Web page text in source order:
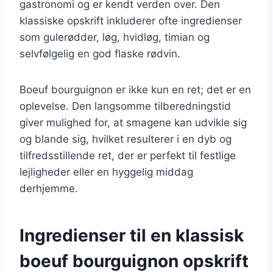
gastronomi og er kendt verden over. Den
klassiske opskrift inkluderer ofte ingredienser
som gulerødder, løg, hvidløg, timian og
selvfølgelig en god flaske rødvin.
Boeuf bourguignon er ikke kun en ret; det er en
oplevelse. Den langsomme tilberedningstid
giver mulighed for, at smagene kan udvikle sig
og blande sig, hvilket resulterer i en dyb og
tilfredsstillende ret, der er perfekt til festlige
lejligheder eller en hyggelig middag
derhjemme.
Ingredienser til en klassisk
boeuf bourguignon opskrift